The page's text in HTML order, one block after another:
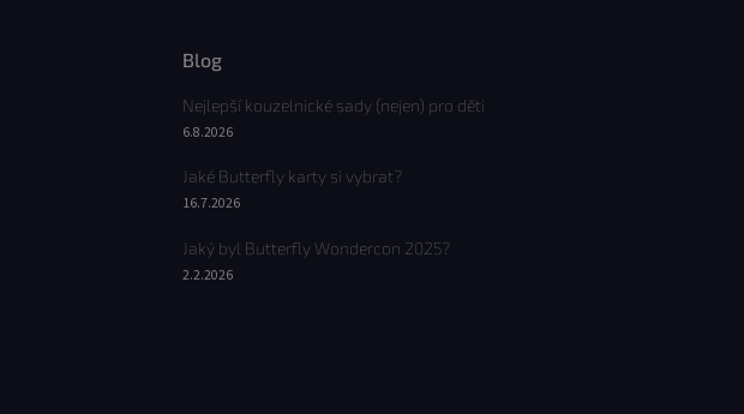
Blog
Nejlepší kouzelnické sady (nejen) pro děti
6.8.2026
Jaké Butterfly karty si vybrat?
16.7.2026
Jaký byl Butterfly Wondercon 2025?
2.2.2026